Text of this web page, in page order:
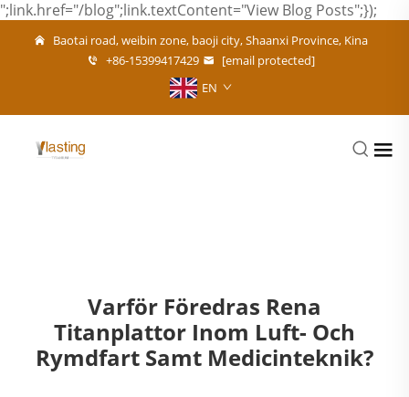
";link.href="/blog";link.textContent="View Blog Posts";});
Baotai road, weibin zone, baoji city, Shaanxi Province, Kina
+86-15399417429
[email protected]
EN
Varför Föredras Rena
Titanplattor Inom Luft- Och
Rymdfart Samt Medicinteknik?